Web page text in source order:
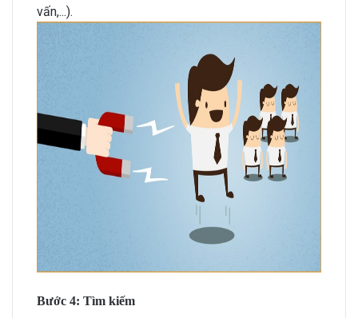
vấn,...).
Bước 4: Tìm kiếm